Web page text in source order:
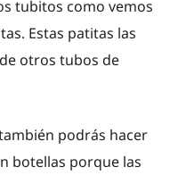
tubitos como vemos
Estas patitas las
otros tubos de
podrás hacer
botellas porque las